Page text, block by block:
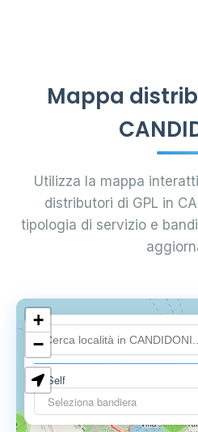
Mappa
Utilizza la mappa
distributori di GPL in
tipologia di servizio e
Self
Seleziona bandiera
4
2
+
−